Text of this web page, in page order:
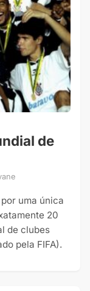
de
uma única
20
de clubes
pela FIFA).